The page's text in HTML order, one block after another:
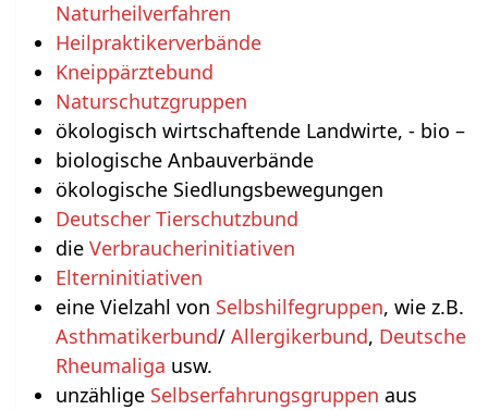
Naturheilverfahren
Heilpraktikerverbände
Kneippärztebund
Naturschutzgruppen
ökologisch wirtschaftende Landwirte, - bio –
biologische Anbauverbände
ökologische Siedlungsbewegungen
Deutscher Tierschutzbund
die Verbraucherinitiativen
Elterninitiativen
eine Vielzahl von Selbshilfegruppen, wie z.B.
Asthmatikerbund/ Allergikerbund, Deutsche
Rheumaliga usw.
unzählige Selbserfahrungsgruppen aus